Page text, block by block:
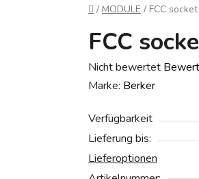
Startseite
/ MODULE / FCC
FCC
Die
durchschnittliche
ist
0,0
von
Nicht bewertet
Marke: Berker
Verfügbarkeit
Lieferung bis:
Lieferoptionen